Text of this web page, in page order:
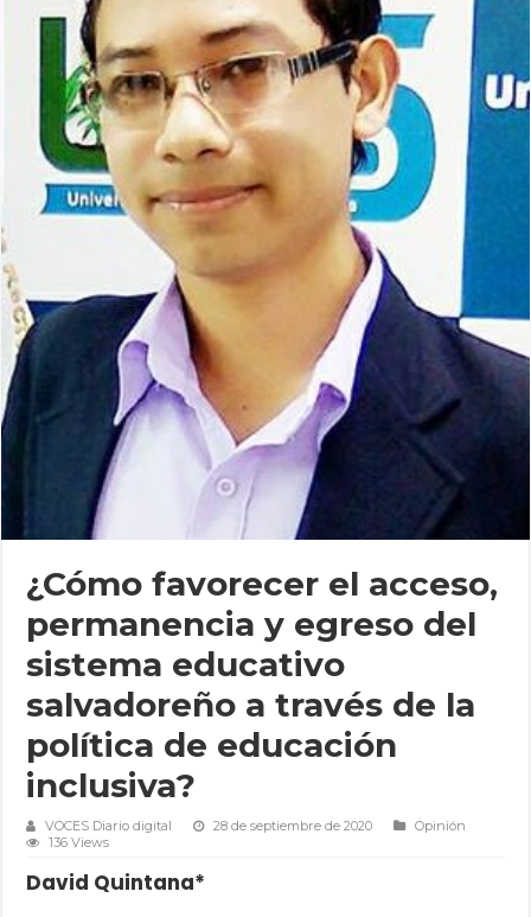
¿Cómo favorecer el acceso,
permanencia y egreso del
sistema educativo
salvadoreño a través de la
política de educación
inclusiva?
VOCES Diario digital 28 de septiembre de 2020
Opinión
136 Views
David Quintana*